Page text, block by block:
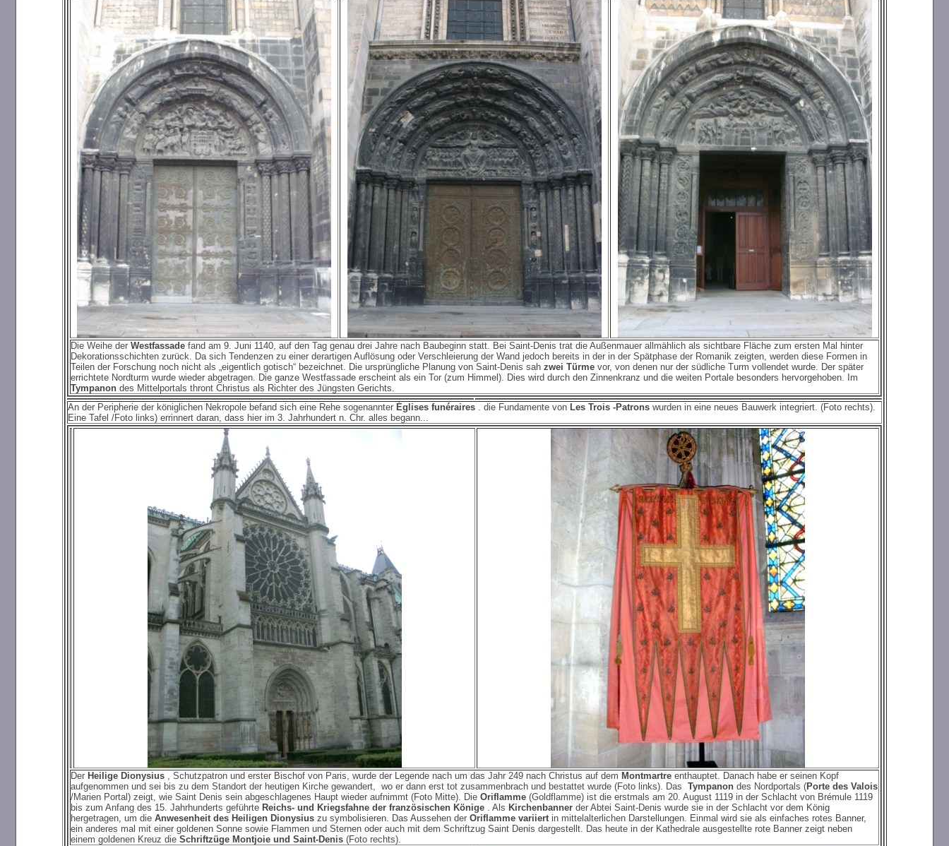
Die Weihe der Westfassade fand am 9. Juni 1140, auf den Tag genau drei Jahre nach Baubeginn statt. Bei Saint-Denis trat die Außenmauer allmählich als sichtbare Fläche zum ersten Mal hinter
Dekorationsschichten zurück. Da sich Tendenzen zu einer derartigen Auflösung oder Verschleierung der Wand jedoch bereits in der in der Spätphase der Romanik zeigten, werden diese Formen in
Teilen der Forschung noch nicht als „eigentlich gotisch“ bezeichnet. Die ursprüngliche Planung von Saint-Denis sah zwei Türme vor, von denen nur der südliche Turm vollendet wurde. Der später
errichtete Nordturm wurde wieder abgetragen. Die ganze Westfassade erscheint als ein Tor (zum Himmel). Dies wird durch den Zinnenkranz und die weiten Portale besonders hervorgehoben. Im
Tympanon des Mittelportals thront Christus als Richter des Jüngsten Gerichts.
An der Peripherie der königlichen Nekropole befand sich eine Rehe sogenannter Églises funéraires . die Fundamente von Les Trois -Patrons wurden in eine neues Bauwerk integriert. (Foto rechts).
Eine Tafel /Foto links) errinnert daran, dass hier im 3. Jahrhundert n. Chr. alles begann...
Der Heilige Dionysius , Schutzpatron und erster Bischof von Paris, wurde der Legende nach um das Jahr 249 nach Christus auf dem Montmartre enthauptet. Danach habe er seinen Kopf
aufgenommen und sei bis zu dem Standort der heutigen Kirche gewandert, wo er dann erst tot zusammenbrach und bestattet wurde (Foto links). Das Tympanon des Nordportals (Porte des Valois
/Marien Portal) zeigt, wie Saint Denis sein abgeschlagenes Haupt wieder aufnimmt (Foto Mitte). Die Oriflamme (Goldflamme) ist die erstmals am 20. August 1119 in der Schlacht von Brémule 1119
bis zum Anfang des 15. Jahrhunderts geführte Reichs- und Kriegsfahne der französischen Könige . Als Kirchenbanner der Abtei Saint-Denis wurde sie in der Schlacht vor dem König
hergetragen, um die Anwesenheit des Heiligen Dionysius zu symbolisieren. Das Aussehen der Oriflamme variiertin mittelalterlichen Darstellungen. Einmal wird sie als einfaches rotes Banner,
ein anderes mal mit einer goldenen Sonne sowie Flammen und Sternen oder auch mit dem Schriftzug Saint Denis dargestellt. Das heute in der Kathedrale ausgestellte rote Banner zeigt neben
einem goldenen Kreuz die Schriftzüge Montjoie und Saint-Denis (Foto rechts).